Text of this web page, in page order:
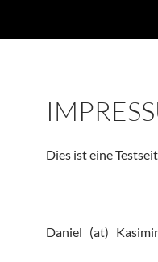
Dies ist eine
Daniel (at)